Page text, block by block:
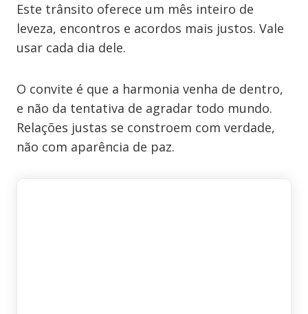
Este trânsito oferece um mês inteiro de
leveza, encontros e acordos mais justos. Vale
usar cada dia dele.
O convite é que a harmonia venha de dentro,
e não da tentativa de agradar todo mundo.
Relações justas se constroem com verdade,
não com aparência de paz.